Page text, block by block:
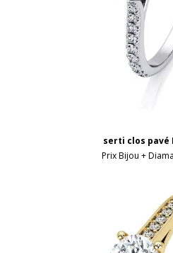
serti clos pavé
Prix Bijou +